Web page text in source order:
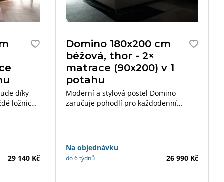
díky
ložnice.
29 140 Kč
Domino 180x200 cm
béžová, thor - 2×
matrace (90x200) v 1
potahu
Moderní a stylová postel Domino
zaručuje pohodlí pro každodenní
řešením pro ty, kteří hledají atypický
nábytek do ložnice.
Na objednávku
do 6 týdnů 26 990 Kč